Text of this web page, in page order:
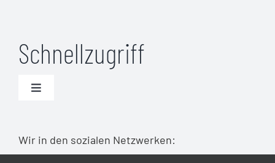
Schnellzugriff
Toggle
Wir in den sozialen Netzwerken: